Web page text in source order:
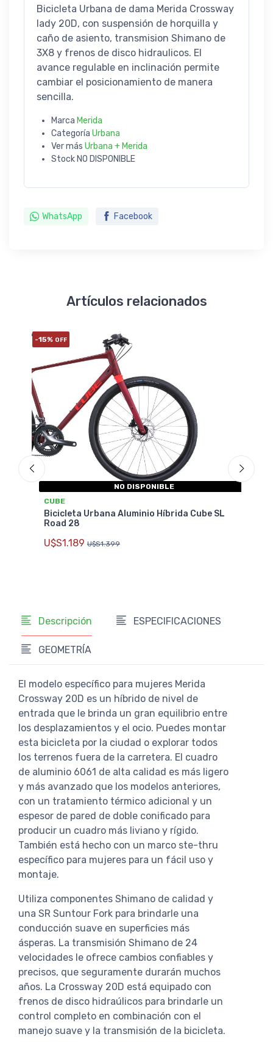
Bicicleta Urbana de dama Merida Crossway
lady 20D, con suspensión de horquilla y
caño de asiento, transmision Shimano de
3X8 y frenos de disco hidraulicos. El
avance regulable en inclinación permite
cambiar el posicionamiento de manera
sencilla.
Marca Merida
Categoría Urbana
Ver más Urbana + Merida
Stock NO DISPONIBLE
WhatsApp Facebook
Artículos relacionados
-15% OFF
NO DISPONIBLE
CUBE
Bicicleta Urbana Aluminio Híbrida Cube SL
Road 28
U$S1.189 U$S1.399
Descripción ESPECIFICACIONES
GEOMETRÍA
El modelo específico para mujeres Merida
Crossway 20D es un híbrido de nivel de
entrada que le brinda un gran equilibrio entre
los desplazamientos y el ocio. Puedes montar
esta bicicleta por la ciudad o explorar todos
los terrenos fuera de la carretera. El cuadro
de aluminio 6061 de alta calidad es más ligero
y más avanzado que los modelos anteriores,
con un tratamiento térmico adicional y un
espesor de pared de doble conificado para
producir un cuadro más liviano y rígido.
También está hecho con un marco ste-thru
específico para mujeres para un fácil uso y
montaje.
Utiliza componentes Shimano de calidad y
una SR Suntour Fork para brindarle una
conducción suave en superficies más
ásperas. La transmisión Shimano de 24
velocidades le ofrece cambios confiables y
precisos, que seguramente durarán muchos
años. La Crossway 20D está equipado con
frenos de disco hidraúlicos para brindarle un
control completo en combinación con el
manejo suave y la transmisión de la bicicleta.